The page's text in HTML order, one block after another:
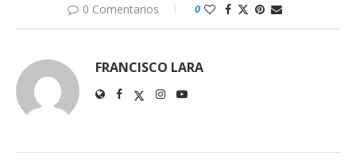
0 Comentarios 0
FRANCISCO LARA